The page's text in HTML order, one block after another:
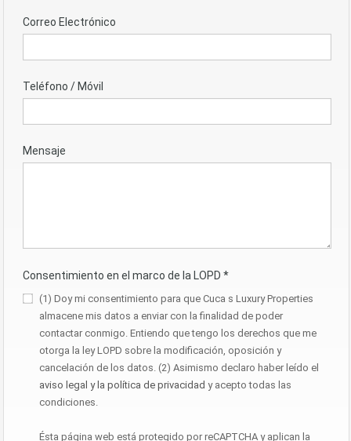
Correo Electrónico
Teléfono / Móvil
Mensaje
Consentimiento en el marco de la LOPD *
(1) Doy mi consentimiento para que Cuca s Luxury Properties
almacene mis datos a enviar con la finalidad de poder
contactar conmigo. Entiendo que tengo los derechos que me
otorga la ley LOPD sobre la modificación, oposición y
cancelación de los datos. (2) Asimismo declaro haber leído el
aviso legal y la política de privacidad y acepto todas las
condiciones.
Ésta página web está protegido por reCAPTCHA y aplican la